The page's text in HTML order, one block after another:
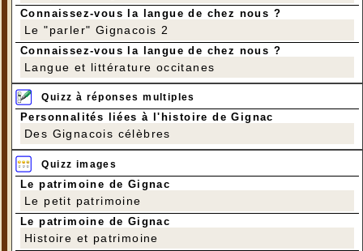
Connaissez-vous la langue de chez nous ?
Le "parler" Gignacois 2
Connaissez-vous la langue de chez nous ?
Langue et littérature occitanes
Quizz à réponses multiples
Personnalités liées à l'histoire de Gignac
Des Gignacois célèbres
Quizz images
Le patrimoine de Gignac
Le petit patrimoine
Le patrimoine de Gignac
Histoire et patrimoine